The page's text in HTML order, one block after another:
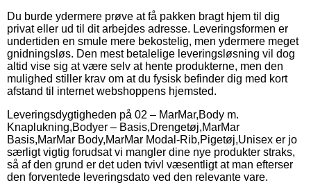
Du burde ydermere prøve at få pakken bragt hjem til dig
privat eller ud til dit arbejdes adresse. Leveringsformen er
undertiden en smule mere bekostelig, men ydermere meget
gnidningsløs. Den mest betalelige leveringsløsning vil dog
altid vise sig at være selv at hente produkterne, men den
mulighed stiller krav om at du fysisk befinder dig med kort
afstand til internet webshoppens hjemsted.
Leveringsdygtigheden på 02 – MarMar,Body m.
Knaplukning,Bodyer – Basis,Drengetøj,MarMar
Basis,MarMar Body,MarMar Modal-Rib,Pigetøj,Unisex er jo
særligt vigtig forudsat vi mangler dine nye produkter straks,
så af den grund er det uden tvivl væsentligt at man efterser
den forventede leveringsdato ved den relevante vare.